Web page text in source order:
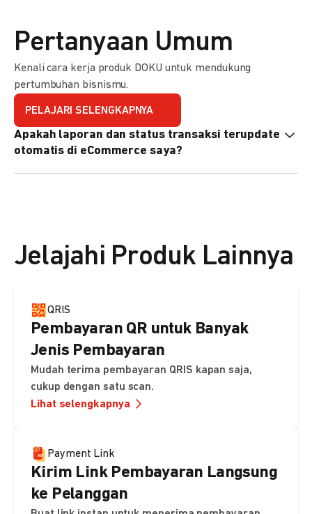
Pertanyaan Umum
Kenali cara kerja produk DOKU untuk mendukung
pertumbuhan bisnismu.
PELAJARI SELENGKAPNYA
Apakah laporan dan status transaksi terupdate
otomatis di eCommerce saya?
Jelajahi Produk Lainnya
QRIS
Pembayaran QR untuk Banyak
Jenis Pembayaran
Mudah terima pembayaran QRIS kapan saja,
cukup dengan satu scan.
Lihat selengkapnya
Payment Link
Kirim Link Pembayaran Langsung
ke Pelanggan